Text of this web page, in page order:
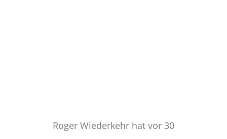
Roger Wiederkehr hat vor 30